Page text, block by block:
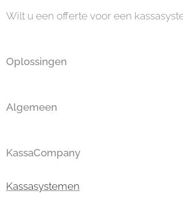
Wilt u een offerte voor een
Oplossingen
Algemeen
KassaCompany
Kassasystemen